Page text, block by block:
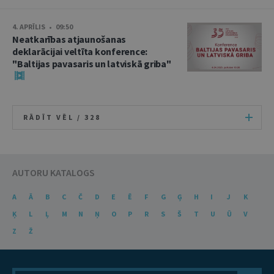
4. APRĪLIS • 09:50
Neatkarības atjaunošanas
deklarācijai veltīta konference:
"Baltijas pavasaris un latviskā griba"
RĀDĪT VĒL / 328
AUTORU KATALOGS
A Ā B C Č D E Ē F G Ģ H I J
K
Ķ
L Ļ M N Ņ O P R S Š T U Ū
V
Z
Ž